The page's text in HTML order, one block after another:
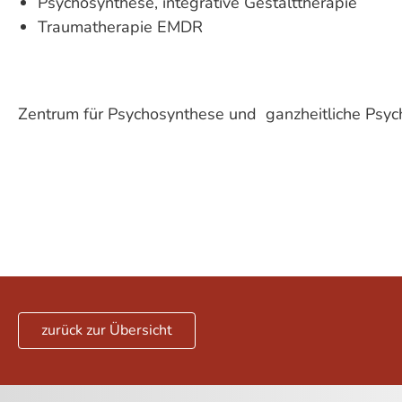
Traumatherapie EMDR
Zentrum für Psychosynthese und ganzheitliche
zurück zur Übersicht